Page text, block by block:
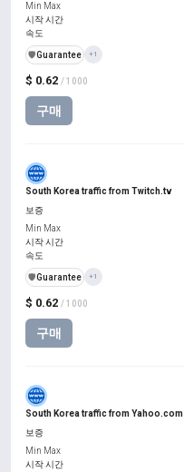
$ 0.62 / 1000
구매
Min Max
시작 시간
속도
️🛡️Guarantee +1
South Korea traffic from Twitch.tv
$ 0.62 / 1000
구매
보증
Min Max
시작 시간
속도
️🛡️Guarantee +1
South Korea traffic from Yahoo.com
보증
Min Max
시작 시간